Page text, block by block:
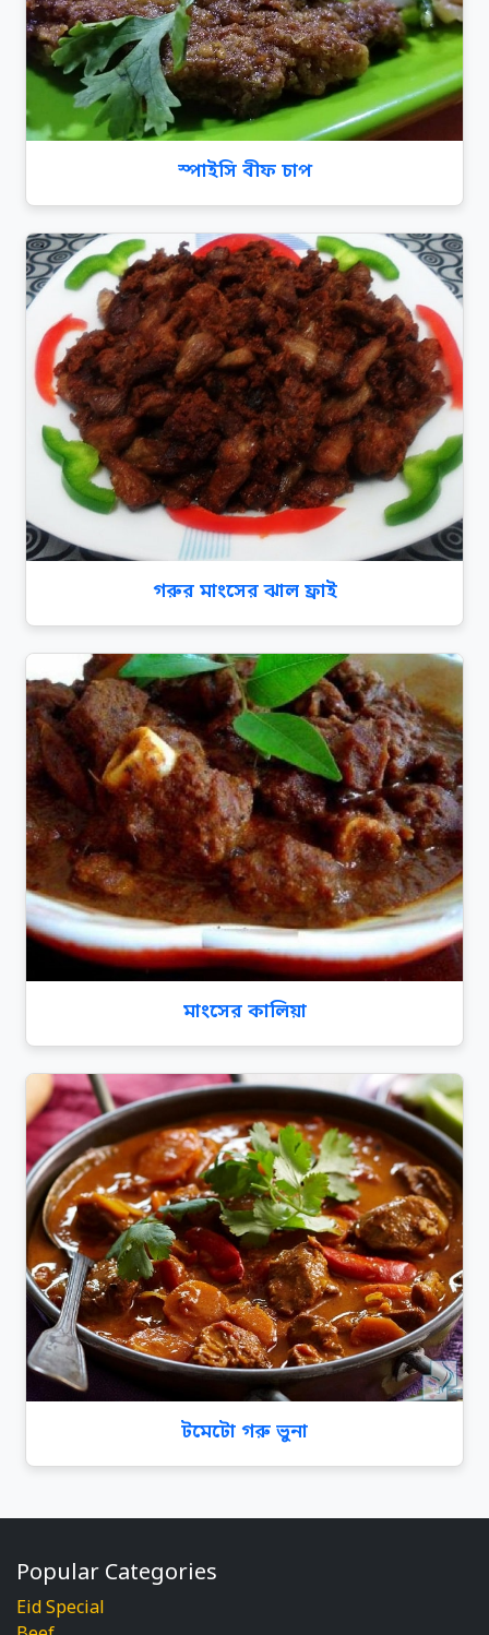
স্পাইসি বীফ চাপ
গরুর মাংসের ঝাল ফ্রাই
মাংসের কালিয়া
টমেটো গরু ভুনা
Popular Categories
Eid Special